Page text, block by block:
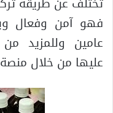
فهو آمن وفعال
عامين وللمزيد
عليها من خلال منصة